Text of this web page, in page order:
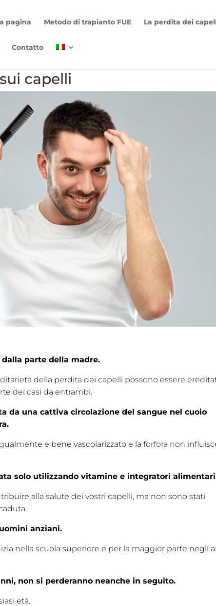
pagina Metodo di trapianto FUE La perdita dei
Contatto
capelli
parte della madre.
della perdita dei capelli possono essere
dei casi da entrambi.
da una cattiva circolazione del sangue nel cuoio
e bene vascolarizzato e la forfora non
solo utilizzando vitamine e integratori
alla salute dei vostri capelli, ma non sono stati
anziani.
nella scuola superiore e per la maggior parte negli
non si perderanno neanche in seguito.
età.